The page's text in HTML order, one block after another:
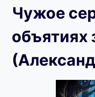
Чужое
объятиях